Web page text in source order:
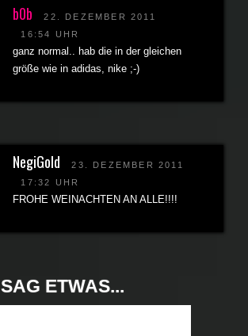
b0b
22. DEZEMBER 2011
16:54 UHR
ganz normal.. hab die in der gleichen
größe wie in adidas, nike ;-)
NegiGold
23. DEZEMBER 2011
17:32 UHR
FROHE WEINACHTEN AN ALLE!!!!
SAG ETWAS...